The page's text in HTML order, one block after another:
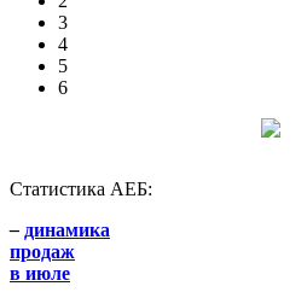
3
4
5
6
Статистика АЕБ:
– динамика
продаж
в июле